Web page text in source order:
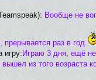
Вообще не
прерывается раз в год
игру: Играю 3 дня, ещё не
из того возраста